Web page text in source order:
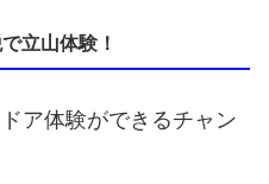
立山体験！
ア体験ができるチャン